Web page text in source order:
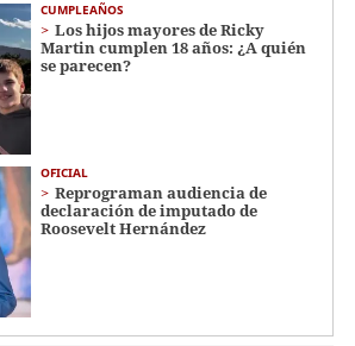
CUMPLEAÑOS
Los hijos mayores de Ricky
Martin cumplen 18 años: ¿A quién
se parecen?
OFICIAL
Reprograman audiencia de
declaración de imputado de
Roosevelt Hernández